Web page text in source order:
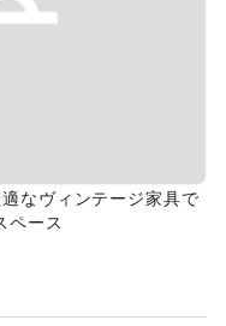
なヴィンテージ家具で
ペース